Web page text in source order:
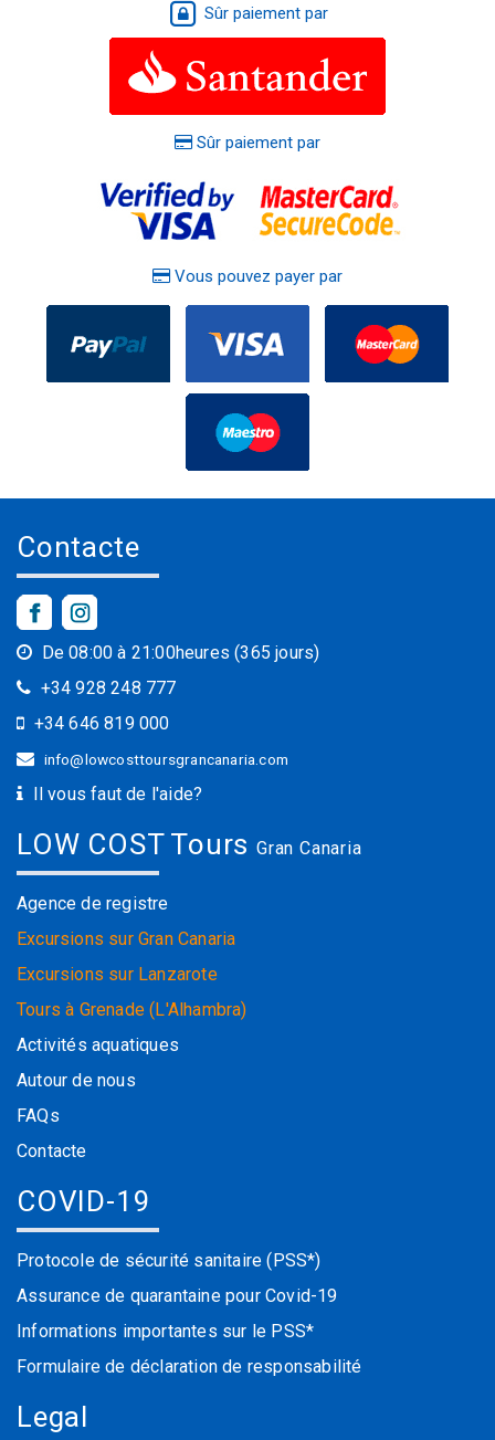
Sûr paiement par
Sûr paiement par
Vous pouvez payer par
Contacte
De 08:00 à 21:00heures (365 jours)
+34 928 248 777
+34 646 819 000
info@lowcosttoursgrancanaria.com
Il vous faut de l'aide?
LOW COST Tours Gran Canaria
Agence de registre
Excursions sur Gran Canaria
Excursions sur Lanzarote
Tours à Grenade (L'Alhambra)
Activités aquatiques
Autour de nous
FAQs
Contacte
COVID-19
Protocole de sécurité sanitaire (PSS*)
Assurance de quarantaine pour Covid-19
Informations importantes sur le PSS*
Formulaire de déclaration de responsabilité
Legal